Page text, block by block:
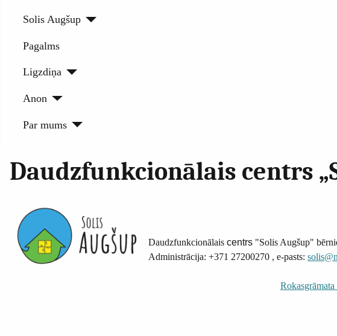
Solis Augšup
Pagalms
Ligzdiņa
Anon
Par mums
Daudzfunkcionālais centrs
Daudzfunkcionālais centrs "Solis Augšup"
Administrācija: +371 27200270 , e-pasts: